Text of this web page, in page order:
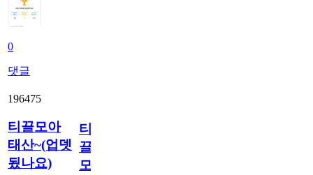
0
댓글
196475
티끌모아
태산~(업뎃
됬나요)
티
끌
모